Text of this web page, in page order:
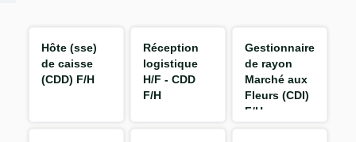
Hôte (sse)
de caisse
(CDD) F/H
Réception
logistique
H/F - CDD
F/H
Gestionnaire
de rayon
Marché aux
Fleurs (CDI)
F/H